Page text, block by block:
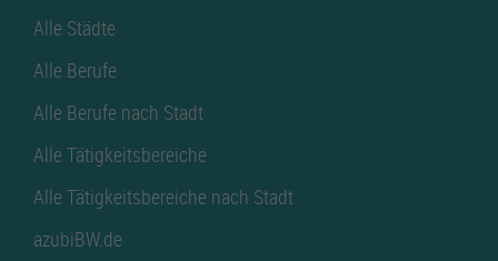
Alle Städte
Alle Berufe
Alle Berufe nach Stadt
Alle Tätigkeitsbereiche
Alle Tätigkeitsbereiche nach Stadt
azubiBW.de